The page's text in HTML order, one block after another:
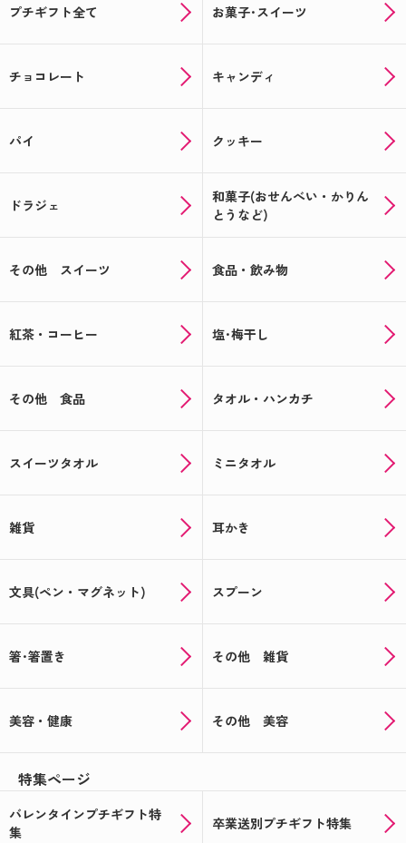
プチギフト全て お菓子･スイーツ
チョコレート キャンディ
パイ クッキー
ドラジェ
和菓子(おせんべい・かりん
とうなど)
その他 スイーツ 食品・飲み物
紅茶・コーヒー 塩･梅干し
その他 食品 タオル・ハンカチ
スイーツタオル ミニタオル
雑貨 耳かき
文具(ペン・マグネット) スプーン
箸･箸置き その他 雑貨
美容・健康 その他 美容
特集ページ
バレンタインプチギフト特
集
卒業送別プチギフト特集